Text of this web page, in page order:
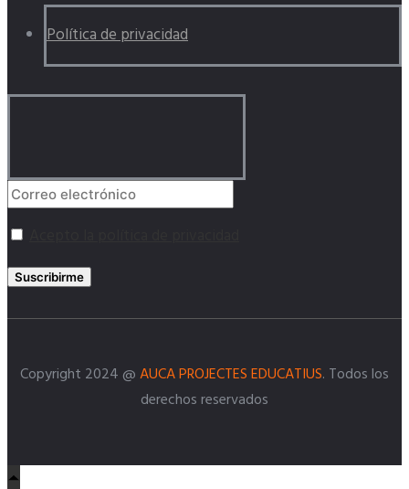
Política de privacidad
Suscribirme
Copyright 2024 @AUCA PROJECTES EDUCATIUS. Todos los
derechos reservados